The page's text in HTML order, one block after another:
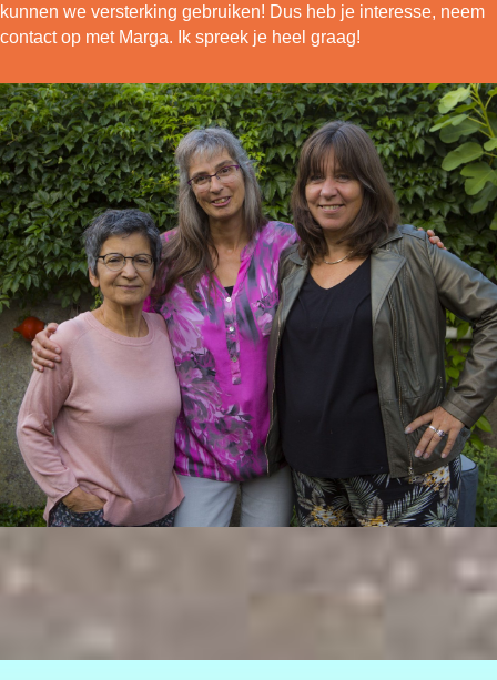
kunnen we versterking gebruiken! Dus heb je interesse, neem
contact op met Marga. Ik spreek je heel graag!